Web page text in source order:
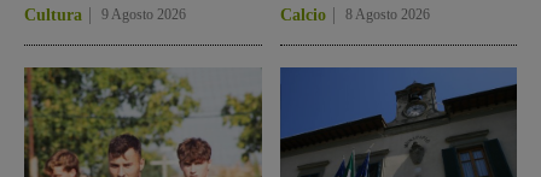
Cultura 9 Agosto 2026 Calcio 8 Agosto 2026